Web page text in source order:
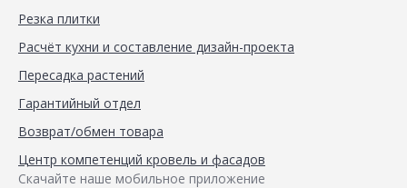
Резка плитки
Расчёт кухни и составление дизайн-проекта
Пересадка растений
Гарантийный отдел
Возврат/обмен товара
Центр компетенций кровель и фасадов
Скачайте наше мобильное приложение